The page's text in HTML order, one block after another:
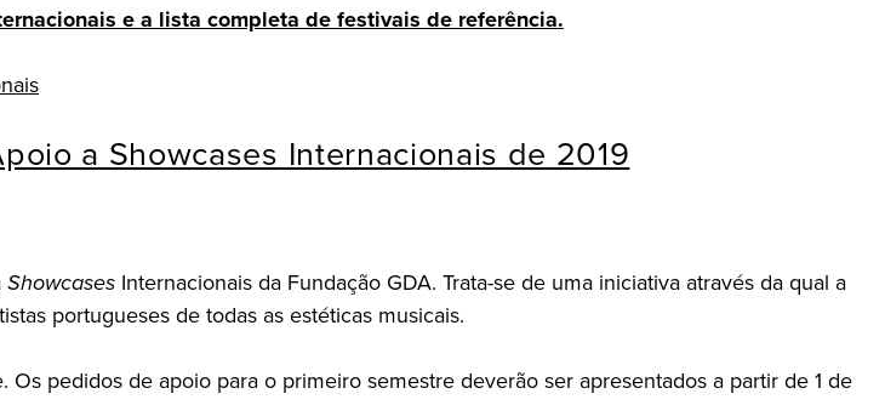
e a lista completa de festivais de referência.
a Showcases Internacionais de 2019
Showcases Internacionais da Fundação GDA. Trata-se de uma iniciativa através da qual a
portugueses de todas as estéticas musicais.
pedidos de apoio para o primeiro semestre deverão ser apresentados a partir de 1 de